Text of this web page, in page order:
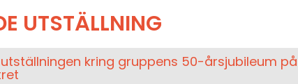
UTSTÄLLNING
kring gruppens 50-årsjubileum på